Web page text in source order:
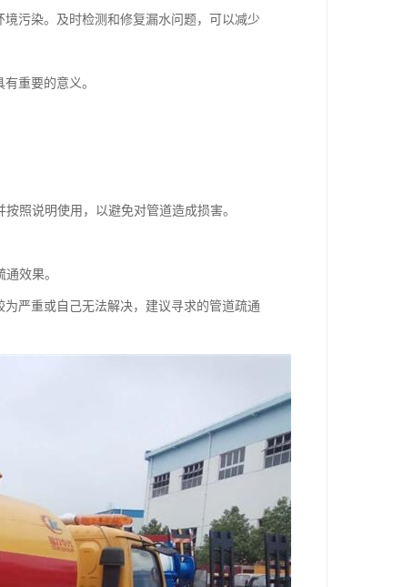
污染。及时检测和修复漏水问题，可以减少
重要的意义。
照说明使用，以避免对管道造成损害。
效果。
严重或自己无法解决，建议寻求的管道疏通